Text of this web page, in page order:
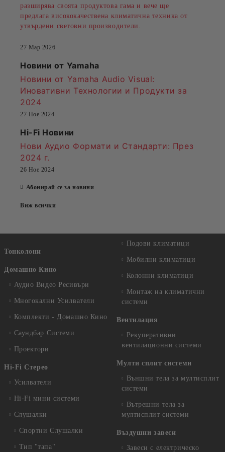
разширява своята продуктова гама и вече ще
предлага висококачествена климатична техника от
утвърдени световни производители.
27 Мар 2026
Новини от Yamaha
Новини от Yamaha Audio Visual:
Иновативни Технологии и Продукти за
2024
27 Ное 2024
Hi-Fi Новини
Нови Аудио Формати и Стандарти: През
2024 г.
26 Ное 2024
Абонирай се за новини
Виж всички
Тонколони
Домашно Кино
Аудио Видео Рeсивъри
Многокални Усилватели
Комплекти - Домашно Кино
Саундбар Системи
Проектори
Hi-Fi Стерео
Усилватели
Hi-Fi мини системи
Слушалки
Спортни Слушалки
Тип "тапа"
Подови климатици
Мобилни климатици
Колонни климатици
Монтаж на климатични
системи
Вентилация
Рекуперативни
вентилационни системи
Мулти сплит системи
Външни тела за мултисплит
системи
Вътрешни тела за
мултисплит системи
Въздушни завеси
Завеси с електрическо